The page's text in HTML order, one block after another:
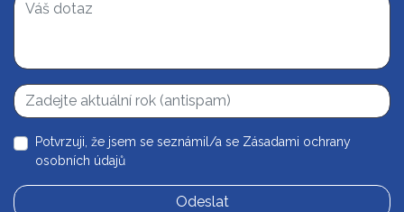
Potvrzuji, že jsem se seznámil/a se Zásadami ochrany
osobních údajů
Odeslat